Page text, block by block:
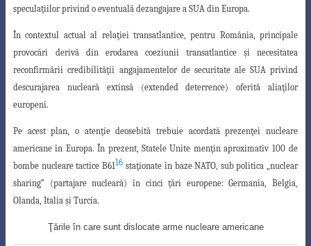
speculaţiilor privind o eventuală dezangajare a SUA din Europa.
În contextul actual al relaţiei transatlantice, pentru România, principale
provocări
derivă din erodarea coeziunii transatlantice şi necesitatea
reconfirmării credibilităţii angajamentelor de securitate ale SUA privind
descurajarea nucleară extinsă (extendeddeterrence) oferită aliaţilor
europeni.
Pe acest plan, o atenţie deosebită trebuie acordată prezenţei nucleare
americane în Europa.În prezent, Statele Unite menţin aproximativ 100 de
bombe nucleare tactice B6116 staţionate în baze NATO, sub politica „nuclear
sharing” (partajare nucleară) în cinci ţări europene: Germania, Belgia,
Olanda, Italia şi Turcia.
Ţările în care sunt dislocate arme nucleare americane